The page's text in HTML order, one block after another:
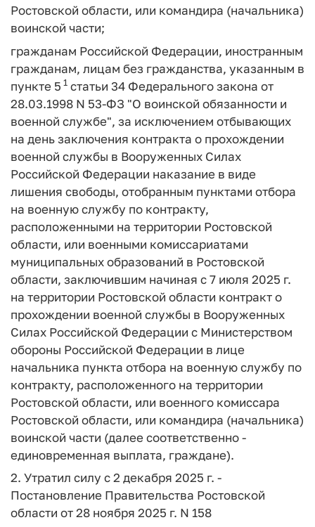
Ростовской области, или командира (начальника)
воинской части;
гражданам Российской Федерации, иностранным
гражданам, лицам без гражданства, указанным в
пункте 5 1 статьи 34 Федерального закона от
28.03.1998 N 53-ФЗ "О воинской обязанности и
военной службе", за исключением отбывающих
на день заключения контракта о прохождении
военной службы в Вооруженных Силах
Российской Федерации наказание в виде
лишения свободы, отобранным пунктами отбора
на военную службу по контракту,
расположенными на территории Ростовской
области, или военными комиссариатами
муниципальных образований в Ростовской
области, заключившим начиная с 7 июля 2025 г.
на территории Ростовской области контракт о
прохождении военной службы в Вооруженных
Силах Российской Федерации с Министерством
обороны Российской Федерации в лице
начальника пункта отбора на военную службу по
контракту, расположенного на территории
Ростовской области, или военного комиссара
Ростовской области, или командира (начальника)
воинской части (далее соответственно -
единовременная выплата, граждане).
2. Утратил силу с 2 декабря 2025 г. -
Постановление Правительства Ростовской
области от 28 ноября 2025 г. N 158